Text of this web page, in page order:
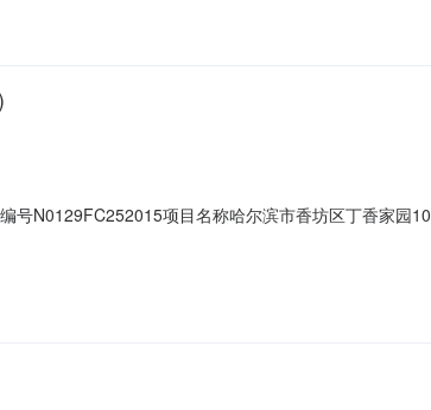
号N0129FC252015项目名称哈尔滨市香坊区丁香家园